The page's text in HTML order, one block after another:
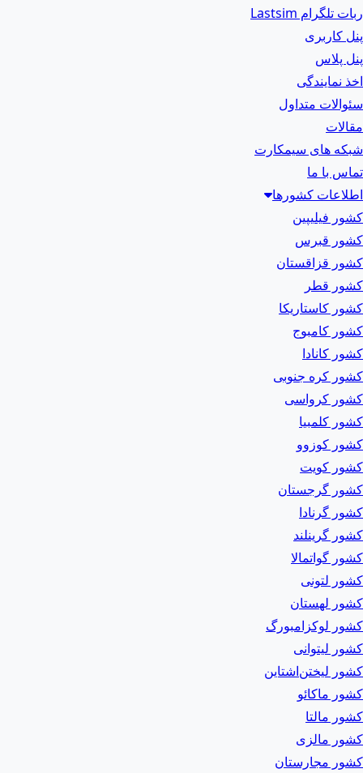
ربات تلگرام Lastsim
پنل کاربری
پنل پلاس
اخذ نمایندگی
سئوالات متداول
مقالات
شبکه های سیمکارت
تماس با ما
اطلاعات کشورها
کشور فیلیپین
کشور قبرس
کشور قزاقستان
کشور قطر
کشور کاستاریکا
کشور کامبوج
کشور کانادا
کشور کره جنوبی
کشور کرواسی
کشور کلمبیا
کشور کوزوو
کشور کویت
کشور گرجستان
کشور گرنادا
کشور گرینلند
کشور گواتمالا
کشور لتونی
کشور لهستان
کشور لوکزامبورگ
کشور لیتوانی
کشور لیختن‌اشتاین
کشور ماکائو
کشور مالتا
کشور مالزی
کشور مجارستان